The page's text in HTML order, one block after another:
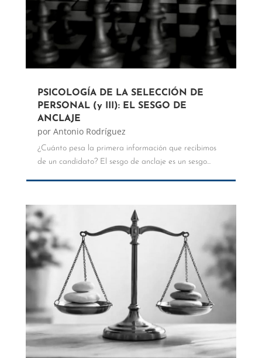
PSICOLOGÍA DE LA SELECCIÓN DE
PERSONAL (y III): EL SESGO DE
ANCLAJE
por Antonio Rodríguez
¿Cuánto pesa la primera información que recibimos
de un candidato? El sesgo de anclaje es un sesgo...